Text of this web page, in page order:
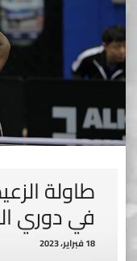
طاولة
في دوري
18 فبراير، 2023